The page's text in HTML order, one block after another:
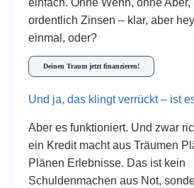
einfach. Ohne Wenn, ohne Aber,
ordentlich Zinsen – klar, aber
einmal, oder?
Deinen Traum jetzt finanzieren!
Und ja, das klingt verrückt – ist
Aber es funktioniert. Und zwar
ein Kredit macht aus Träumen
Plänen Erlebnisse. Das ist kein
Schuldenmachen aus Not,